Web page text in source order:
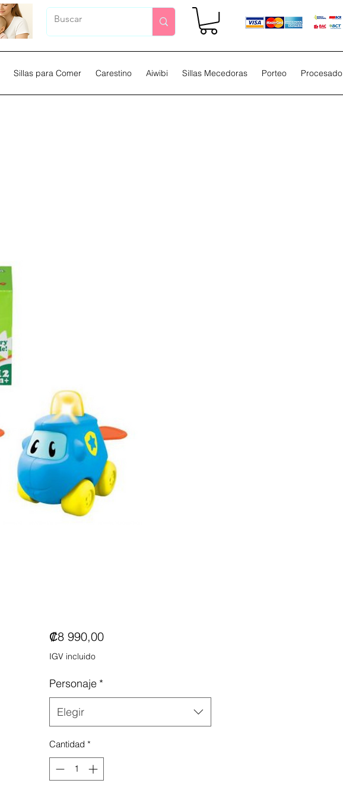
Sillas para Comer Carestino Aiwibi Sillas Mecedoras Porteo
₡8 990,00Precio
IGV incluido
Personaje *
Elegir
Cantidad *